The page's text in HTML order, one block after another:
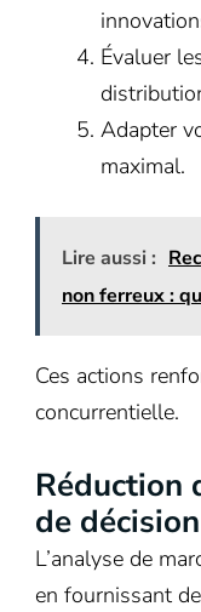
Évaluer
Adapter
maximal.
Lire aussi :
non ferreux :
Ces actions
concurrentielle.
Réduction
de
L’analyse de
en fournissant